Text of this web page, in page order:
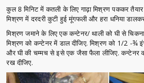
कुल 8 मिनिट में कतली के लिए गाढ़ा मिश्रण पककर
मिश्रण में दरदरी कुटी हुई मूंगफली और हरा धनिया
मिश्रण जमाने के लिए एक कन्टेनर/ थाली को घी से
मिश्रण को कन्टेनर में डाल दीजिए. मिश्रण को 1/2 -¾
और घी की चम्मच से इसे एक जैसा फैला लीजिए. कन्टेनर
रख दीजिए.